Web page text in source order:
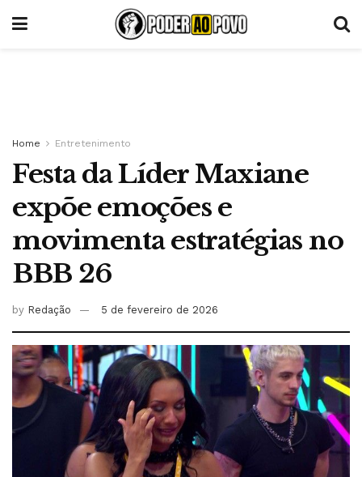
Home Entretenimento
Festa da Líder Maxiane
expõe emoções e
movimenta estratégias no
BBB 26
by Redação 5 de fevereiro de 2026